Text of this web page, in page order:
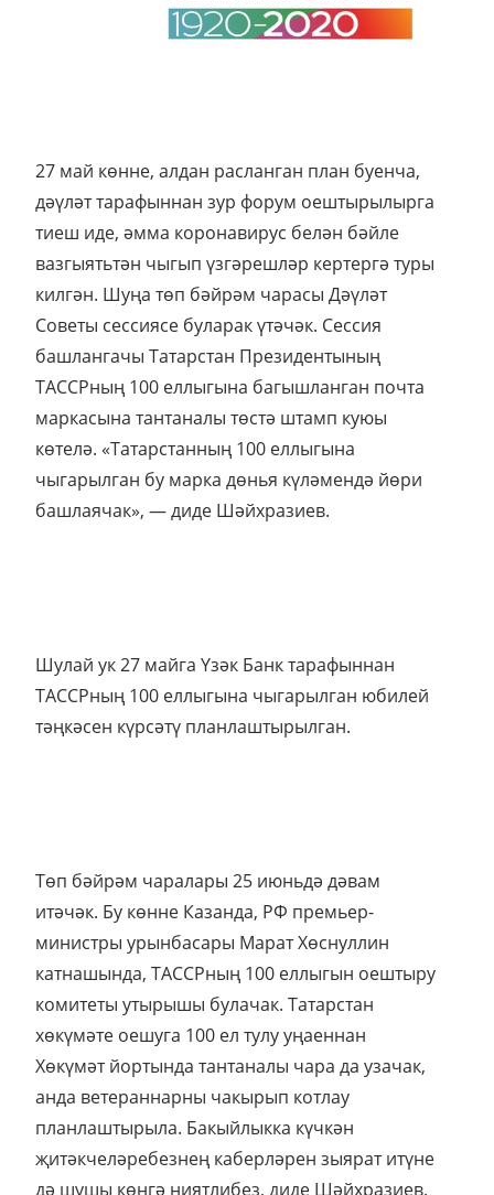
27 май көнне, алдан расланган план буенча,
дәүләт тарафыннан зур форум оештырылырга
тиеш иде, әмма коронавирус белән бәйле
вазгыятьтән чыгып үзгәрешләр кертергә туры
килгән. Шуңа төп бәйрәм чарасы Дәүләт
Советы сессиясе буларак үтәчәк. Сессия
башлангачы Татарстан Президентының
ТАССРның 100 еллыгына багышланган почта
маркасына тантаналы төстә штамп куюы
көтелә. «Татарстанның 100 еллыгына
чыгарылган бу марка дөнья күләмендә йөри
башлаячак», — диде Шәйхразиев.
Шулай ук 27 майга Үзәк Банк тарафыннан
ТАССРның 100 еллыгына чыгарылган юбилей
тәңкәсен күрсәтү планлаштырылган.
Төп бәйрәм чаралары 25 июньдә дәвам
итәчәк. Бу көнне Казанда, РФ премьер-
министры урынбасары Марат Хөснуллин
катнашында, ТАССРның 100 еллыгын оештыру
комитеты утырышы булачак. Татарстан
хөкүмәте оешуга 100 ел тулу уңаеннан
Хөкүмәт йортында тантаналы чара да узачак,
анда ветераннарны чакырып котлау
планлаштырыла. Бакыйлыкка күчкән
җитәкчеләребезнең каберләрен зыярат итүне
дә шушы көнгә ниятлибез, диде Шәйхразиев.